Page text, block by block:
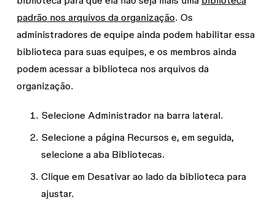
padrão nos arquivos da organização. Os
administradores de equipe ainda podem habilitar essa
biblioteca para suas equipes, e os membros ainda
podem acessar a biblioteca nos arquivos da
organização.
Selecione Administradorna barra lateral.
Selecione a página Recursose, em seguida,
selecione a aba Bibliotecas.
Clique em Desativarao lado da biblioteca para
ajustar.